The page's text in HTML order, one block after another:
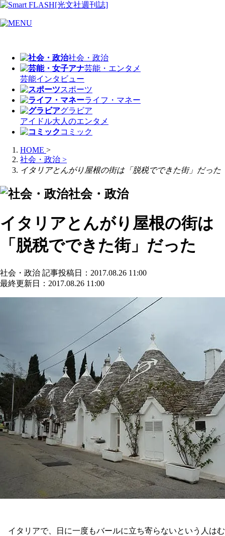
社会・政治
芸能・エンタメ
芸能インタビュー
スポーツ
ライフ・マネー
グラビア
アイドル大人のエンタメ
コミック
HOME >
社会・政治 >
イタリアとんがり屋根の街は「脱税でできた街」だった
社会・政治
イタリアとんがり屋根の街は
「脱税でできた街」だった
社会・政治 記事投稿日：2017.08.26 11:00
最終更新日：2017.08.26 11:00
イタリアで、日に一度もバールに立ち寄らないという人はむ